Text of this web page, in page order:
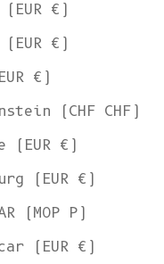
€)
€)
€)
(CHF CHF)
(EUR €)
(EUR €)
(MOP P)
(EUR €)